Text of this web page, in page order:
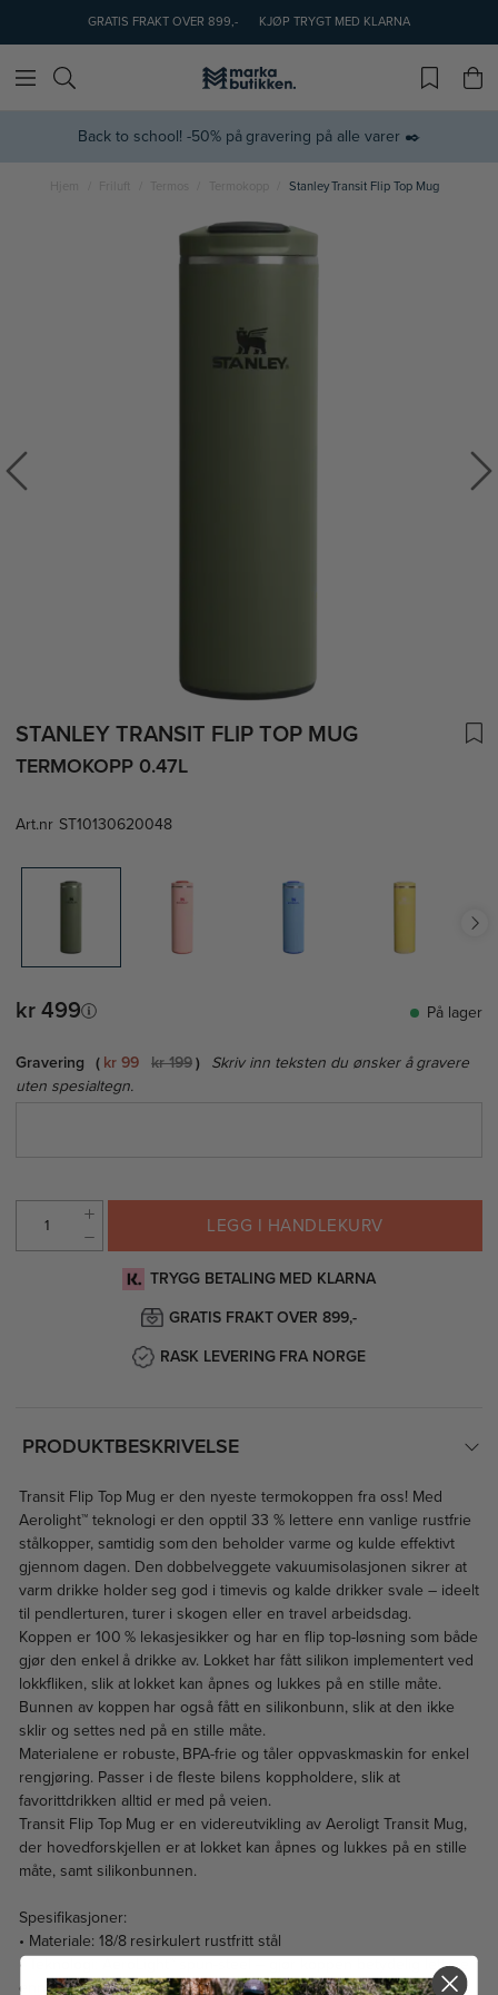
GRATIS FRAKT OVER 899,- KJØP TRYGT MED KLARNA
Back to school! -50% på gravering på alle varer ✒️
Hjem Friluft Termokopp Stanley Transit Flip Top Mug
STANLEY TRANSIT FLIP TOP MUG
TERMOKOPP 0.47L
Art.nr ST10130620048
kr 499 På lager
Gravering kr 99 kr 199
Skriv inn teksten du ønsker å gravere
uten spesialtegn.
LEGG I HANDLEKURV
TRYGG BETALING MED KLARNA
GRATIS FRAKT OVER 899,-
RASK LEVERING FRA NORGE
PRODUKTBESKRIVELSE
Transit Flip Top Mug er den nyeste termokoppen fra oss! Med
Aerolight™ teknologi er den opptil 33 % lettere enn vanlige rustfrie
stålkopper, samtidig som den beholder varme og kulde effektivt
gjennom dagen. Den dobbelveggete vakuumisolasjonen sikrer at
varm drikke holder seg god i timevis og kalde drikker svale – ideelt
til pendlerturen, turer i skogen eller en travel arbeidsdag.
Koppen er 100 % lekasjesikker og har en flip top-løsning som både
gjør den enkel å drikke av. Lokket har fått silikon implementert ved
lokkfliken, slik at lokket kan åpnes og lukkes på en stille måte.
Bunnen av koppen har også fått en silikonbunn, slik at den ikke
sklir og settes ned på en stille måte.
Materialene er robuste, BPA-frie og tåler oppvaskmaskin for enkel
rengjøring. Passer i de fleste bilens koppholdere, slik at
favorittdrikken alltid er med på veien.
Transit Flip Top Mug er en videreutvikling av Aeroligt Transit Mug,
der hovedforskjellen er at lokket kan åpnes og lukkes på en stille
måte, samt silikonbunnen.
Spesifikasjoner:
• Materiale: 18/8 resirkulert rustfritt stål
• Teknologi: AeroLight™ spun-steel – gjør koppen betydelig lettere
enn standard stål